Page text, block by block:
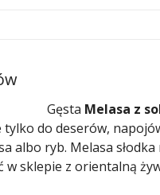
Gęsta Melasa z
do deserów,
albo ryb. Melasa
w sklepie z orientalną